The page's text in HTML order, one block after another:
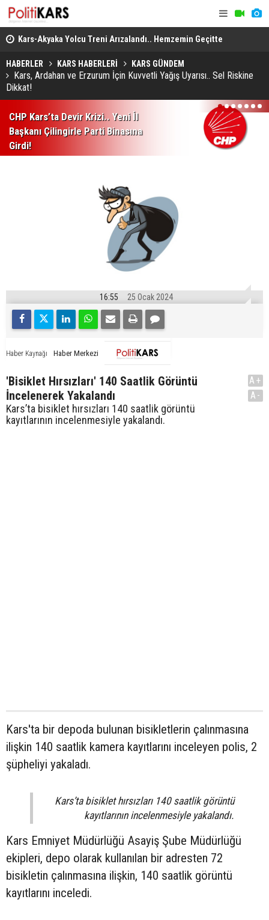
Kars-Akyaka Yolcu Treni Arızalandı.. Hemzemin Geçitte
Kalan Tren Kaldırıldı!
HABERLER KARS HABERLERİ KARS GÜNDEM
Kars, Ardahan ve Erzurum İçin Kuvvetli Yağış Uyarısı.. Sel Riskine
Dikkat!
CHP Kars’ta Devir Krizi.. Yeni İl
Başkanı Çilingirle Parti Binasına
Girdi!
1 2 3 4 5 6 7
16:55 25 Ocak 2024
Haber Kaynağı Haber Merkezi
'Bisiklet Hırsızları' 140 Saatlik Görüntü
İncelenerek Yakalandı
Kars’ta bisiklet hırsızları 140 saatlik görüntü
kayıtlarının incelenmesiyle yakalandı.
A+
A-
Kars'ta bir depoda bulunan bisikletlerin çalınmasına
ilişkin 140 saatlik kamera kayıtlarını inceleyen polis, 2
şüpheliyi yakaladı.
Kars’ta bisiklet hırsızları 140 saatlik görüntü
kayıtlarının incelenmesiyle yakalandı.
Kars Emniyet Müdürlüğü Asayiş Şube Müdürlüğü
ekipleri, depo olarak kullanılan bir adresten 72
bisikletin çalınmasına ilişkin, 140 saatlik görüntü
kayıtlarını inceledi.